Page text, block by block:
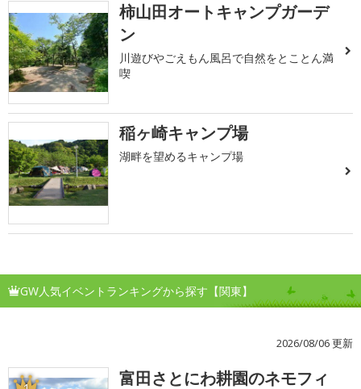
柿山田オートキャンプガーデ
ン
川遊びやごえもん風呂で自然をとことん満
喫
稲ヶ崎キャンプ場
湖畔を望めるキャンプ場
GW人気イベントランキングから探す【関東】
2026/08/06 更新
富田さとにわ耕園のネモフィ